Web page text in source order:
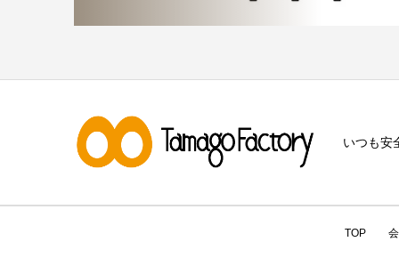
いつも安
TOP